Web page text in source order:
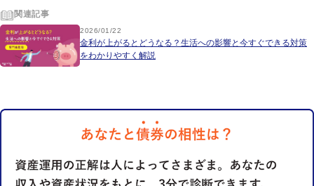
関連記事
2026/01/22
金利が上がるとどうなる？生活への影響と今すぐできる対策
をわかりやすく解説